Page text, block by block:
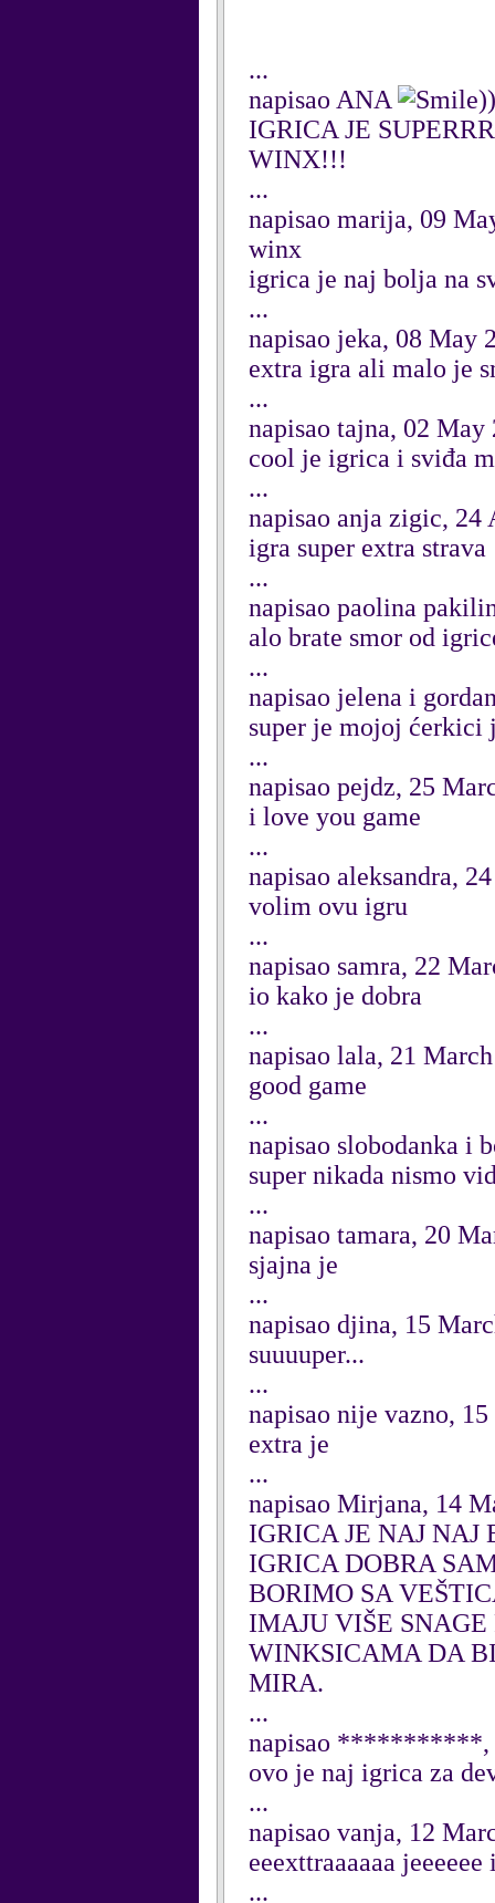
...
napisao ANA
IGRICA JE
WINX!!!
...
napisao marija, 09
winx
igrica je naj bolja na
...
napisao jeka, 08 May
extra igra ali malo je
...
napisao tajna, 02 May
cool je igrica i sviđa
...
napisao anja zigic, 24
igra super extra strava
...
napisao paolina
alo brate smor od
...
napisao jelena i
super je mojoj ćerkici
...
napisao pejdz, 25
i love you game
...
napisao aleksandra,
volim ovu igru
...
napisao samra, 22
io kako je dobra
...
napisao lala, 21
good game
...
napisao slobodanka i
super nikada nismo
...
napisao tamara, 20
sjajna je
...
napisao djina, 15
suuuuper...
...
napisao nije vazno,
extra je
...
napisao Mirjana, 14
IGRICA JE NAJ NAJ
IGRICA DOBRA
BORIMO SA
IMAJU VIŠE
WINKSICAMA DA
MIRA.
...
napisao ***********,
ovo je naj igrica za
...
napisao vanja, 12
eeexttraaaaaa
...